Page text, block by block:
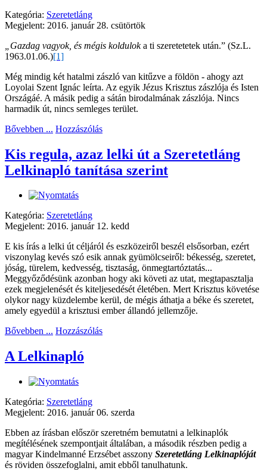
Kategória: Szeretetláng
Megjelent: 2016. január 28. csütörtök
„Gazdag vagyok, és mégis koldulok a ti szeretetetek után.” (Sz.L.
1963.01.06.)[1]
Még mindig két hatalmi zászló van kitűzve a földön - ahogy azt
Loyolai Szent Ignác leírta. Az egyik Jézus Krisztus zászlója és Isten
Országáé. A másik pedig a sátán birodalmának zászlója. Nincs
harmadik út, nincs semleges terület.
Bővebben ... Hozzászólás
Kis regula, azaz lelki út a Szeretetláng
Lelkinapló tanítása szerint
Kategória: Szeretetláng
Megjelent: 2016. január 12. kedd
E kis írás a lelki út céljáról és eszközeiről beszél elsősorban, ezért
viszonylag kevés szó esik annak gyümölcseiről: békesség, szeretet,
jóság, türelem, kedvesség, tisztaság, önmegtartóztatás...
Meggyőződésünk azonban hogy aki követi az utat, megtapasztalja
ezek megjelenését és kiteljesedését életében. Mert Krisztus követése
olykor nagy küzdelembe kerül, de mégis áthatja a béke és szeretet,
amely egyedül a krisztusi ember állandó jellemzője.
Bővebben ... Hozzászólás
A Lelkinapló
Kategória: Szeretetláng
Megjelent: 2016. január 06. szerda
Ebben az írásban először szeretném bemutatni a lelkinaplók
megítélésének szempontjait általában, a második részben pedig a
magyar Kindelmanné Erzsébet asszony Szeretetláng Lelkinaplóját
és röviden összefoglalni, amit ebből tanulhatunk.